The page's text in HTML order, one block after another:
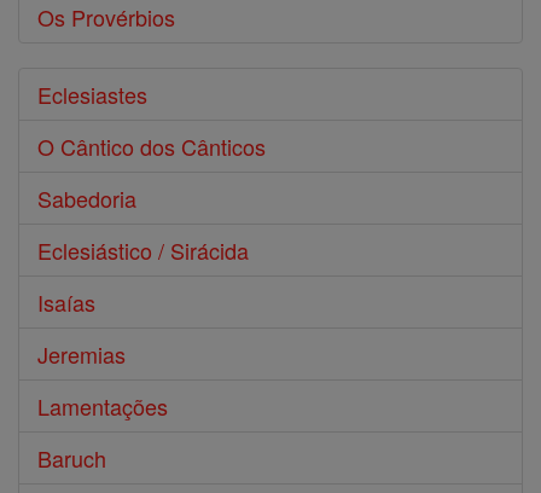
Os Provérbios
Eclesiastes
O Cântico dos Cânticos
Sabedoria
Eclesiástico / Sirácida
Isaías
Jeremias
Lamentações
Baruch